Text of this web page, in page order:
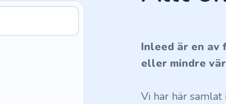
Inleed är en av
eller mindre
Vi har här